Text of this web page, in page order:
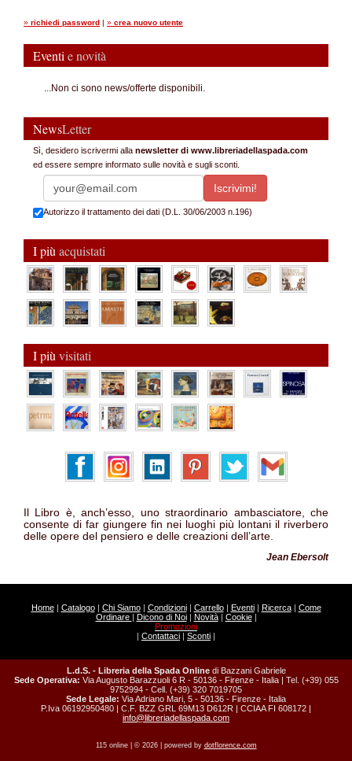
» richiedi password | » crea nuovo utente
Eventi e novità
...Non ci sono news/offerte disponibili.
NewsLetter
Sì, desidero iscrivermi alla newsletter di www.libreriadellaspada.com
ed essere sempre informato sulle novità e sugli sconti.
Autorizzo il trattamento dei dati (D.L. 30/06/2003 n.196)
I più acquistati
I più visitati
Il Libro è, anch’esso, uno straordinario ambasciatore, che
consente di far giungere fin nei luoghi più lontani il riverbero
delle opere del pensiero e delle creazioni dell’arte.
Jean Ebersolt
Home| Catalogo| Chi Siamo| Condizioni| Carrello| Eventi| Ricerca| Come
Ordinare | Dicono di Noi| Novità| Cookie|
Promozioni
| Contattaci | Sconti |
L.d.S. - Libreria della Spada Online di Bazzani Gabriele
Sede Operativa: Via Augusto Barazzuoli 6 R - 50136 - Firenze - Italia | Tel. (+39) 055
9752994 - Cell. (+39) 320 7019705
Sede Legale: Via Adriano Mari, 5 - 50136 - Firenze - Italia
P.Iva 06192950480 | C.F. BZZ GRL 69M13 D612R | CCIAA FI 608172 |
info@libreriadellaspada.com
115 online | © 2026 | powered by dotflorence.com